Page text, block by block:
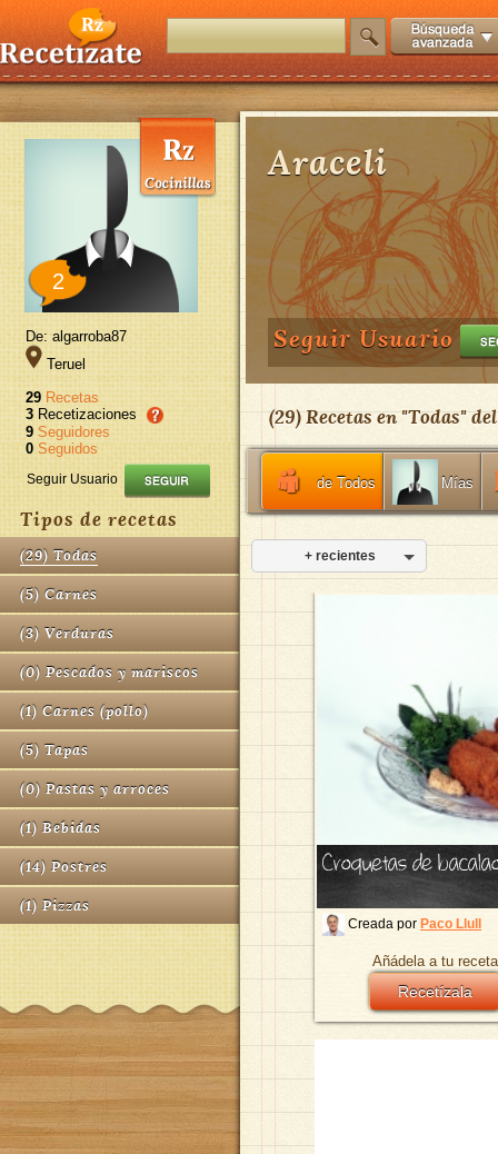
2
De: algarroba87
Teruel
29 Recetas
3 Recetizaciones
9 Seguidores
0 Seguidos
Seguir Usuario
Tipos de recetas
(29) Todas
(5) Carnes
(3) Verduras
(0) Pescados y mariscos
(1) Carnes (pollo)
(5) Tapas
(0) Pastas y arroces
(1) Bebidas
(14) Postres
(1) Pizzas
Araceli
Seguir Usuario
(29) Recetas en "Todas"
de Todos Mías
+ recientes
Croquetas de
Creada por Paco Llull
Añádela a tu
Recetízala